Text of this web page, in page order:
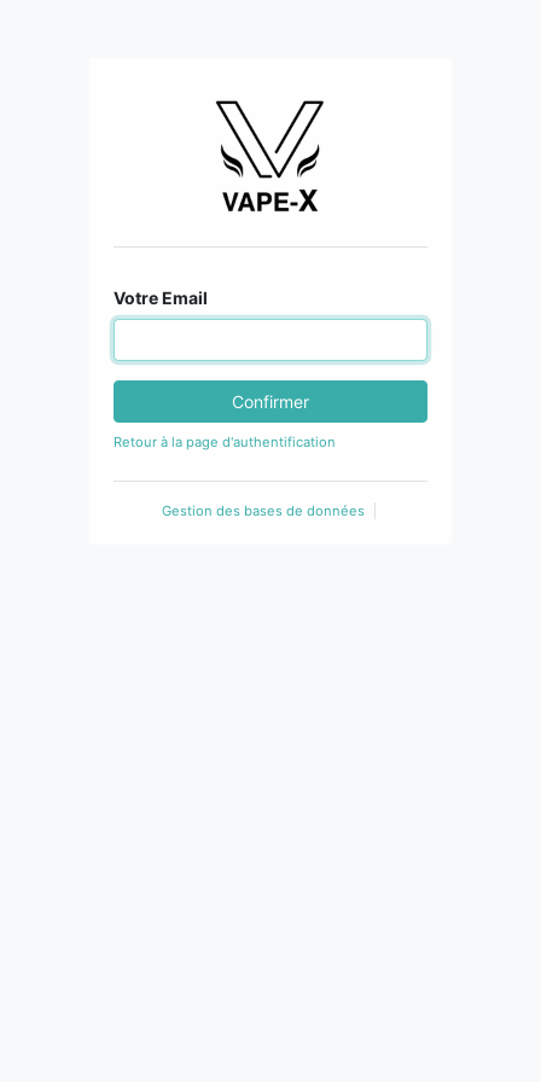
Votre Email
Confirmer
Retour à la page d'authentification
Gestion des bases de données